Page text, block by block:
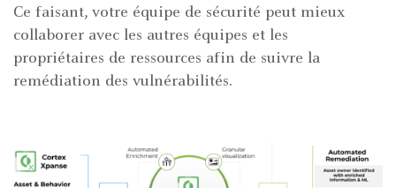
Ce faisant, votre équipe de sécurité peut mieux
collaborer avec les autres équipes et les
propriétaires de ressources afin de suivre la
remédiation des vulnérabilités.